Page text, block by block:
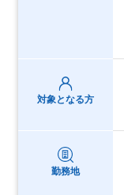
対象となる方
勤務地